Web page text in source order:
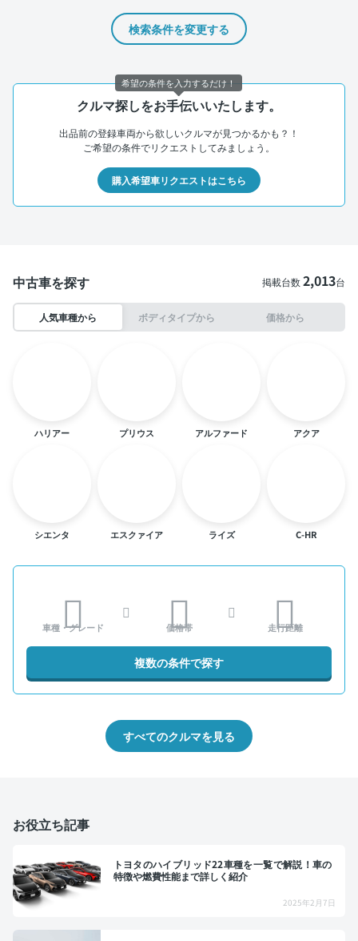
検索条件を変更する
クルマ探しをお手伝いいたします。
出品前の登録車両から欲しいクルマが見つかるかも？！
ご希望の条件でリクエストしてみましょう。
購入希望車リクエストはこちら
中古車を探す 掲載台数2,013台
人気車種から ボディタイプから 価格から
ハリアー プリウス アルファード アクア
シエンタ エスクァイア ライズ C-HR
車種・グレード 価格帯 走行距離
複数の条件で探す
すべてのクルマを見る
お役立ち記事
トヨタのハイブリッド22車種を一覧で解説！車の
特徴や燃費性能まで詳しく紹介
2025年2月7日
希望の条件を入力するだけ！